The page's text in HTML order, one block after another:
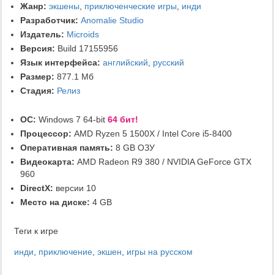
Жанр: экшены приключенческие игры
инди
Разработчик: Anomalie Studio
Издатель: Microids
Версия: Build 17155956
Язык интерфейса: английский
русский
Размер: 877.1 Мб
Стадия: Релиз
ОС: Windows 7 64-bit 64 бит!
Процессор: AMD Ryzen 5 1500X / Intel Core i5-8400
Оперативная память: 8 GB ОЗУ
Видеокарта: AMD Radeon R9 380 / NVIDIA GeForce GTX
960
DirectX: версии 10
Место на диске: 4 GB
Теги к игре
инди приключение экшен игры на русском